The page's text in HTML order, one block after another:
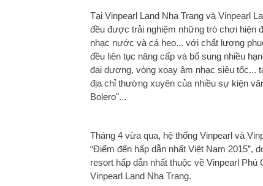
Tại Vinpearl Land Nha Trang và Vinpearl
đều được trải nghiệm những trò chơi hiện
nhạc nước và cá heo... với chất lượng
đều liên tục nâng cấp và bổ sung nhiều
đại dương, vòng xoay âm nhạc siêu tốc...
địa chỉ thường xuyên của nhiều sự kiện
Bolero"...
Tháng 4 vừa qua, hệ thống Vinpearl và
“Điểm đến hấp dẫn nhất Việt Nam 2015”,
resort hấp dẫn nhất thuộc về Vinpearl
Vinpearl Land Nha Trang.